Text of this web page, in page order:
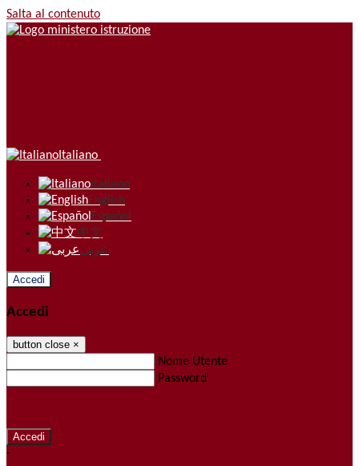
Salta al contenuto
Italiano
Italiano
English
Español
中文
عربى
Accedi
Accedi
button close ×
Nome Utente
Password
-